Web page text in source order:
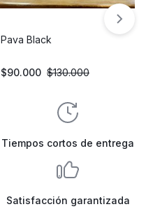
Pava Black
$130.000
$90.000
Tiempos cortos de entrega
Satisfacción garantizada